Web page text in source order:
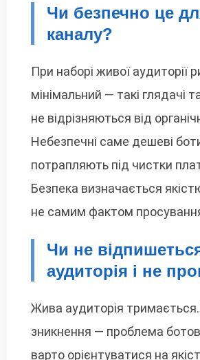
Чи безпечно це
каналу?
При наборі живої аудиторії
мінімальний — такі глядачі
не відрізняються від
Небезпечні саме дешеві
потрапляють під чистки
Безпека визначається
не самим фактом
Чи не
аудиторія і не
Жива аудиторія
зникнення — проблема
варто орієнтуватися на